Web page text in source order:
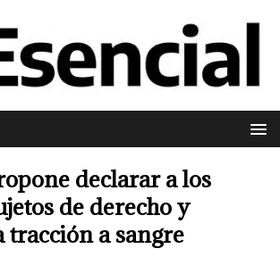
declarar a los
de derecho y
a sangre